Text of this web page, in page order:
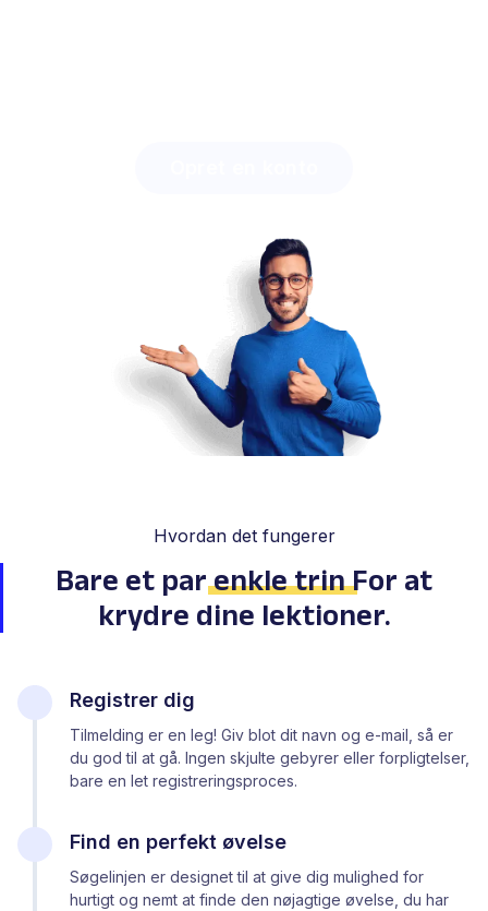
Hvordan det fungerer
Bare et parenkle trinFor at
krydre dine lektioner.
Registrer dig
Tilmelding er en leg! Giv blot dit navn og e-mail, så er
du god til at gå. Ingen skjulte gebyrer eller forpligtelser,
bare en let registreringsproces.
Find en perfekt øvelse
Søgelinjen er designet til at give dig mulighed for
hurtigt og nemt at finde den nøjagtige øvelse, du har